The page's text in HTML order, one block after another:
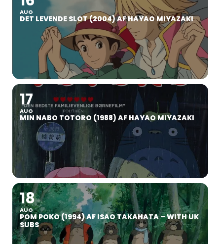
AUG
DET LEVENDE SLOT (2004) AF HAYAO MIYAZAKI
17
AUG
MIN NABO TOTORO (1988) AF HAYAO MIYAZAKI
18
AUG
POM POKO (1994) AF ISAO TAKAHATA – WITH UK
SUBS